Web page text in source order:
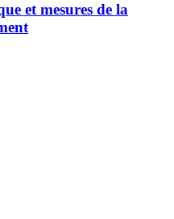
et mesures de la